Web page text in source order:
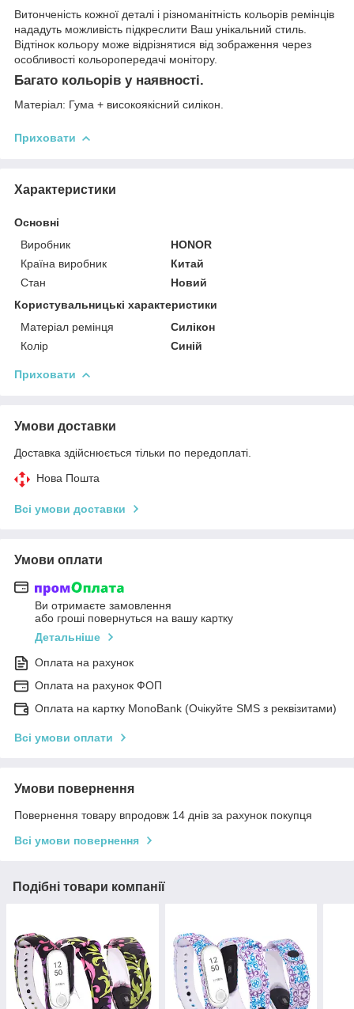
Витонченість кожної деталі і різноманітність кольорів ремінців
нададуть можливість підкреслити Ваш унікальний стиль.
Відтінок кольору може відрізнятися від зображення через
особливості кольоропередачі монітору.
Багато кольорів у наявності.
Матеріал: Гума + високоякісний силікон.
Приховати
Характеристики
Основні
Виробник
HONOR
Країна виробник
Китай
Стан
Новий
Користувальницькі характеристики
Матеріал ремінця
Силікон
Колір
Синій
Приховати
Умови доставки
Доставка здійснюється тільки по передоплаті.
Нова Пошта
Всі умови доставки
Умови оплати
Ви отримаєте замовлення
або гроші повернуться на вашу картку
Детальніше
Оплата на рахунок
Оплата на рахунок ФОП
Оплата на картку MonoBank (Очікуйте SMS з реквізитами)
Всі умови оплати
Умови повернення
Повернення товару впродовж 14 днів за рахунок покупця
Всі умови повернення
Подібні товари компанії